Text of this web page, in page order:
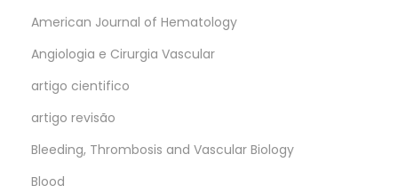
American Journal of Hematology
Angiologia e Cirurgia Vascular
artigo cientifico
artigo revisão
Bleeding, Thrombosis and Vascular Biology
Blood